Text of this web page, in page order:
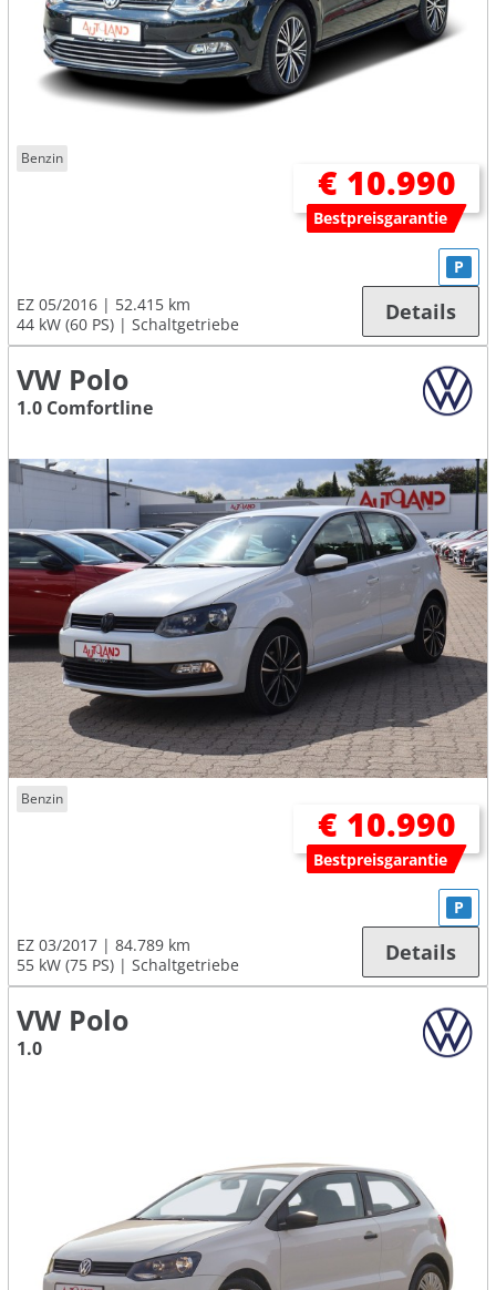
Benzin
€ 10.990
Bestpreisgarantie
EZ 05/2016
52.415 km
44 kW (60 PS)
Schaltgetriebe
P
Details
VW Polo
1.0 Comfortline
Benzin
€ 10.990
Bestpreisgarantie
EZ 03/2017
84.789 km
55 kW (75 PS)
Schaltgetriebe
P
Details
VW Polo
1.0